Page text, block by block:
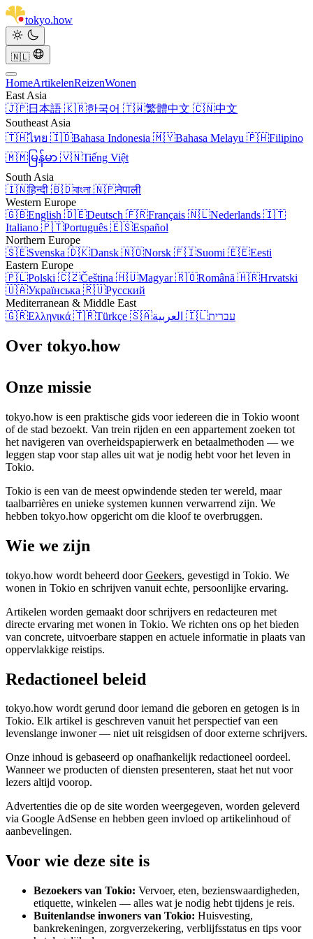
tokyo.how
🇳🇱
HomeArtikelenReizenWonen
East Asia
🇯🇵日本語 🇰🇷한국어 🇹🇼繁體中文 🇨🇳中文
Southeast Asia
🇹🇭ไทย 🇮🇩Bahasa Indonesia 🇲🇾Bahasa Melayu 🇵🇭Filipino
🇲🇲 မြန်မာ 🇻🇳Tiếng Việt
South Asia
🇮🇳हिन्दी 🇧🇩বাংলা 🇳🇵नेपाली
Western Europe
🇬🇧English 🇩🇪Deutsch 🇫🇷Français 🇳🇱Nederlands 🇮🇹
Italiano 🇵🇹Português 🇪🇸Español
Northern Europe
🇸🇪Svenska 🇩🇰Dansk 🇳🇴Norsk 🇫🇮Suomi 🇪🇪Eesti
Eastern Europe
🇵🇱Polski 🇨🇿Čeština 🇭🇺Magyar🇷🇴Română 🇭🇷Hrvatski
🇺🇦Українська 🇷🇺Русский
Mediterranean & Middle East
🇬🇷Ελληνικά 🇹🇷Türkçe 🇸🇦 🇮🇱עברית
Over tokyo.how
Onze missie
tokyo.how is een praktische gids voor iedereen die in Tokio woont
of de stad bezoekt. Van trein rijden en een appartement zoeken tot
het navigeren van overheidspapierwerk en betaalmethoden — we
leggen stap voor stap alles uit wat je nodig hebt voor het leven in
Tokio.
Tokio is een van de meest opwindende steden ter wereld, maar
taalbarrières en unieke systemen kunnen verwarrend zijn. We
hebben tokyo.how opgericht om die kloof te overbruggen.
Wie we zijn
tokyo.how wordt beheerd doorGeekers, gevestigd in Tokio. We
wonen in Tokio en schrijven vanuit echte, persoonlijke ervaring.
Artikelen worden gemaakt door schrijvers en redacteuren met
directe ervaring met wonen in Tokio. We richten ons op het bieden
van concrete, uitvoerbare stappen en actuele informatie in plaats van
oppervlakkige reistips.
Redactioneel beleid
tokyo.how wordt gerund door iemand die geboren en getogen is in
Tokio. Elk artikel is geschreven vanuit het perspectief van een
levenslange inwoner — niet uit reisgidsen of door externe schrijvers.
Onze inhoud is gebaseerd op onafhankelijk redactioneel oordeel.
Wanneer we producten of diensten presenteren, staat het nut voor
lezers altijd voorop.
Advertenties die op de site worden weergegeven, worden geleverd
via Google AdSense en hebben geen invloed op artikelinhoud of
aanbevelingen.
Voor wie deze site is
Bezoekers van Tokio: Vervoer, eten, bezienswaardigheden,
etiquette, winkelen — alles wat je nodig hebt tijdens je reis.
Buitenlandse inwoners van Tokio: Huisvesting,
bankrekeningen, zorgverzekering, verblijfsstatus en tips voor